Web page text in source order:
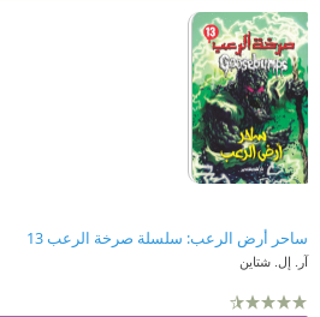
ساحر أرض الرعب: سلسلة صرخة الرعب 13
آر. إل. شتاين